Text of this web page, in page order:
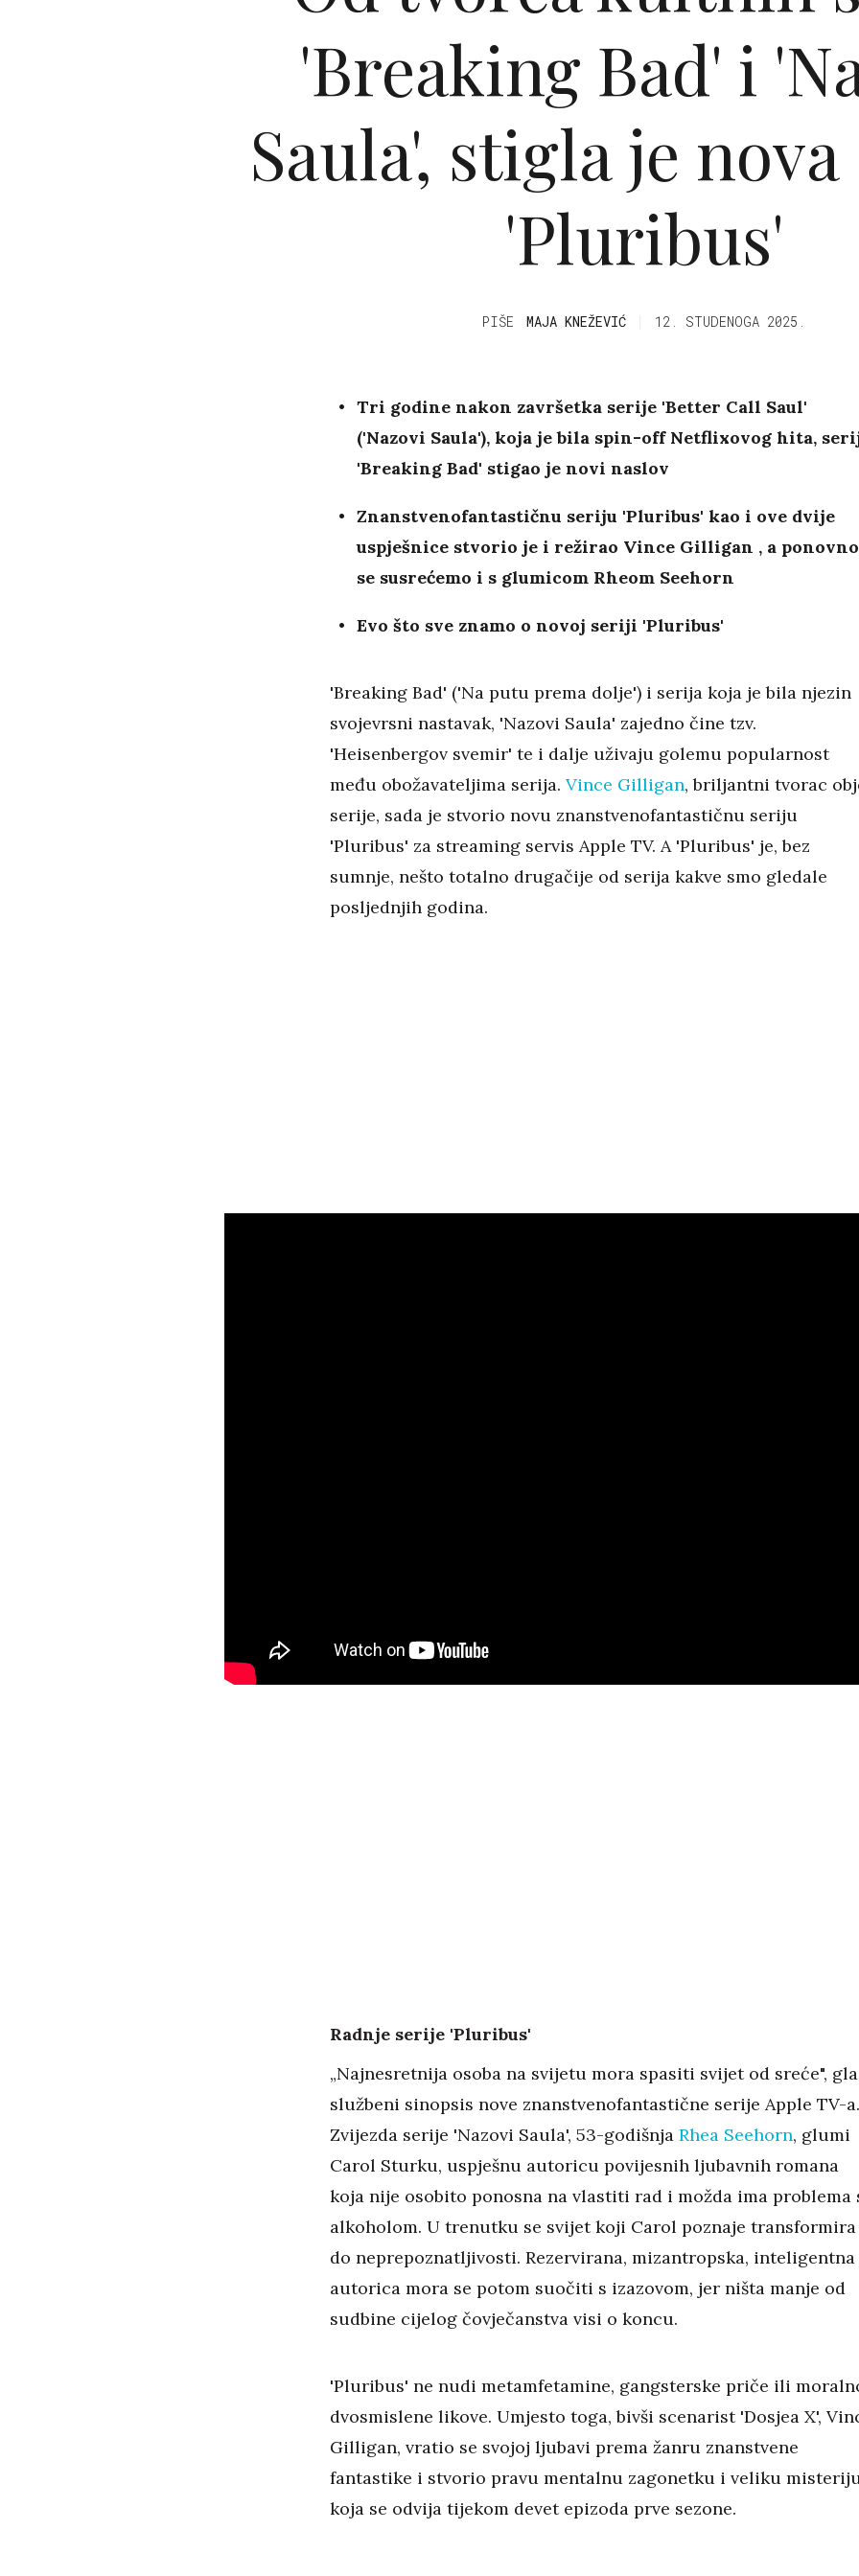
'Breaking Bad' i
Saula', stigla je
'Pluribus'
PIŠE MAJA KNEŽEVIĆ 12. STUDENOGA 2025.
Tri godine nakon završetka serije 'Better Call Saul'
('Nazovi Saula'), koja je bila spin-off Netflixovog hita,
'Breaking Bad' stigao je novi naslov
Znanstvenofantastičnu seriju 'Pluribus' kao i ove dvije
uspješnice stvorio je i režirao Vince Gilligan , a ponovno
se susrećemo i s glumicom Rheom Seehorn
Evo što sve znamo o novoj seriji 'Pluribus'
'Breaking Bad' ('Na putu prema dolje') i serija koja je bila njezin
svojevrsni nastavak, 'Nazovi Saula' zajedno čine tzv.
'Heisenbergov svemir' te i dalje uživaju golemu popularnost
među obožavateljima serija. Vince Gilligan, briljantni tvorac
serije, sada je stvorio novu znanstvenofantastičnu seriju
'Pluribus' za streaming servis Apple TV. A 'Pluribus' je, bez
sumnje, nešto totalno drugačije od serija kakve smo gledale
posljednjih godina.
Radnje serije 'Pluribus'
„Najnesretnija osoba na svijetu mora spasiti svijet od sreće",
službeni sinopsis nove znanstvenofantastične serije Apple TV-a.
Zvijezda serije 'Nazovi Saula', 53-godišnja Rhea Seehorn, glumi
Carol Sturku, uspješnu autoricu povijesnih ljubavnih romana
koja nije osobito ponosna na vlastiti rad i možda ima problema
alkoholom. U trenutku se svijet koji Carol poznaje transformira
do neprepoznatljivosti. Rezervirana, mizantropska, inteligentna
autorica mora se potom suočiti s izazovom, jer ništa manje od
sudbine cijelog čovječanstva visi o koncu.
'Pluribus' ne nudi metamfetamine, gangsterske priče ili
dvosmislene likove. Umjesto toga, bivši scenarist 'Dosjea X',
Gilligan, vratio se svojoj ljubavi prema žanru znanstvene
fantastike i stvorio pravu mentalnu zagonetku i veliku
koja se odvija tijekom devet epizoda prve sezone.